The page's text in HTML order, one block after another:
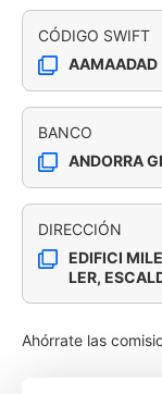
CÓDIGO SWIFT
AAMAADAD
BANCO
ANDORRA
DIRECCIÓN
EDIFICI
LER,
Ahórrate las